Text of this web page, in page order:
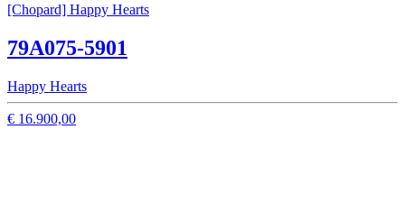
[Chopard] Happy Hearts
79A075-5901
Happy Hearts
€ 16.900,00